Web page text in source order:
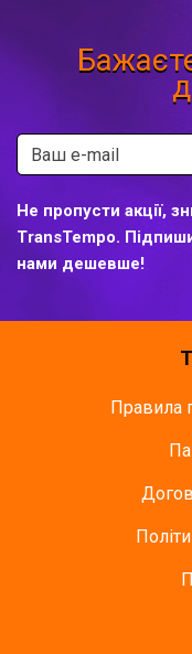
Не пропусти акції,
TransTempo.
нами дешевше!
Правила